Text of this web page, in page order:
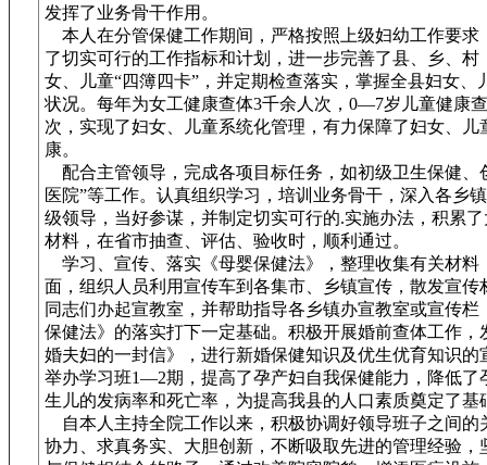
发挥了业务骨干作用。
本人在分管保健工作期间，严格按照上级妇幼工作要求
了切实可行的工作指标和计划，进一步完善了县、乡、村
女、儿童“四簿四卡”，并定期检查落实，掌握全县妇女、
状况。每年为女工健康查体3千余人次，0—7岁儿童健康
次，实现了妇女、儿童系统化管理，有力保障了妇女、儿
康。
配合主管领导，完成各项目标任务，如初级卫生保健、
医院”等工作。认真组织学习，培训业务骨干，深入各乡
级领导，当好参谋，并制定切实可行的.实施办法，积累
材料，在省市抽查、评估、验收时，顺利通过。
学习、宣传、落实《母婴保健法》，整理收集有关材料
面，组织人员利用宣传车到各集市、乡镇宣传，散发宣传
同志们办起宣教室，并帮助指导各乡镇办宣教室或宣传栏
保健法》的落实打下一定基础。积极开展婚前查体工作，
婚夫妇的一封信》，进行新婚保健知识及优生优育知识的
举办学习班1—2期，提高了孕产妇自我保健能力，降低了
生儿的发病率和死亡率，为提高我县的人口素质奠定了基
自本人主持全院工作以来，积极协调好领导班子之间的
协力、求真务实、大胆创新，不断吸取先进的管理经验，